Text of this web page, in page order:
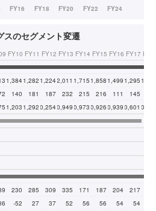
スのセグメント変遷
FY10 FY11 FY12 FY13 FY14 FY15 FY16 FY17
11,38411,28211,22412,01111,71511,85811,49911,295
140 181 187 232 215 216 111 145
11,20311,29210,25410,94910,97310,92610,93910,601
230 285 309 335 171 187 204 217
-52 27 37 52 56 56 54 54